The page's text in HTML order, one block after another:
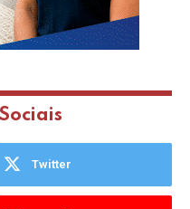
Twitter